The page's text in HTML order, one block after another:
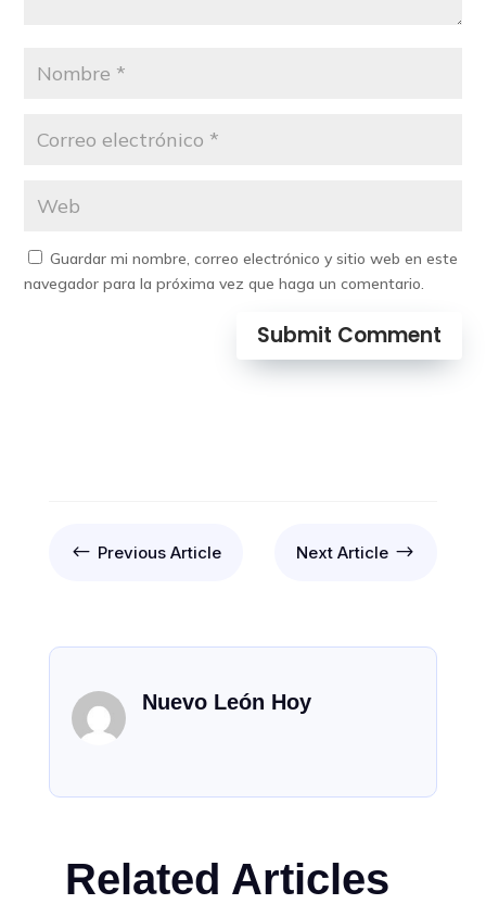
Guardar mi nombre, correo electrónico y sitio web en este
navegador para la próxima vez que haga un comentario.
Submit Comment
# Previous Article Next Article $
Nuevo León Hoy
Related Articles